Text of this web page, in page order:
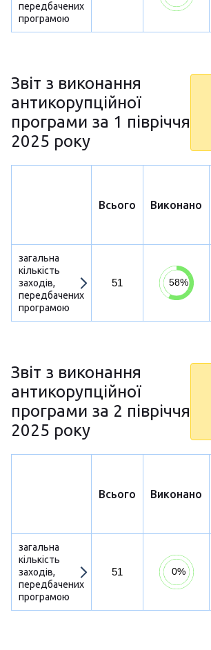
передбачених
програмою
Звіт з виконання
антикорупційної
програми за 1 півріччя
2025 року
Всього Виконано
загальна
кількість
заходів,
передбачених
програмою
51
Звіт з виконання
антикорупційної
програми за 2 півріччя
2025 року
Всього Виконано
загальна
кількість
заходів,
передбачених
програмою
51